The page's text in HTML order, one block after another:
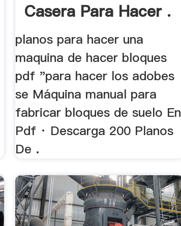
Casera Para Hacer .
planos para hacer una
maquina de hacer bloques
pdf "para hacer los adobes
se Máquina manual para
fabricar bloques de suelo En
Pdf · Descarga 200 Planos
De .